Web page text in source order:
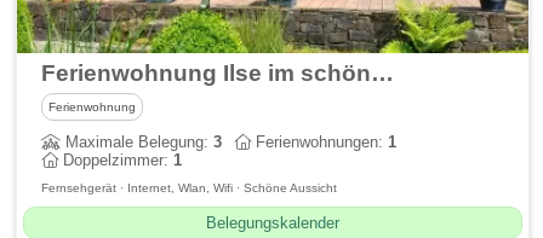
Ferienwohnung Ilse im schönen Ahrtal
Ferienwohnung
Maximale Belegung:3 Ferienwohnungen:1
Doppelzimmer:1
Fernsehgerät · Internet, Wlan, Wifi · Schöne Aussicht
Belegungskalender